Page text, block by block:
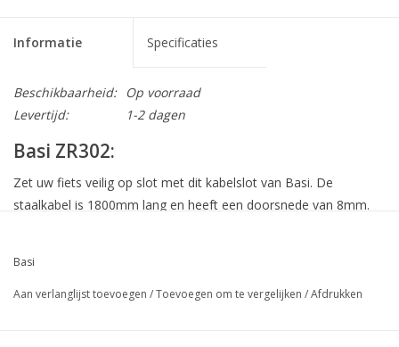
Informatie Specificaties
Beschikbaarheid:
Op voorraad
Levertijd:
1-2 dagen
Basi ZR302:
Zet uw fiets veilig op slot met dit kabelslot van Basi. De
staalkabel is 1800mm lang en heeft een doorsnede van 8mm.
vuiligheid in kan komen. Het slot wordt geleverd met 2 sleutels.
Basi
Aan verlanglijst toevoegen /Toevoegen om te vergelijken /Afdrukken